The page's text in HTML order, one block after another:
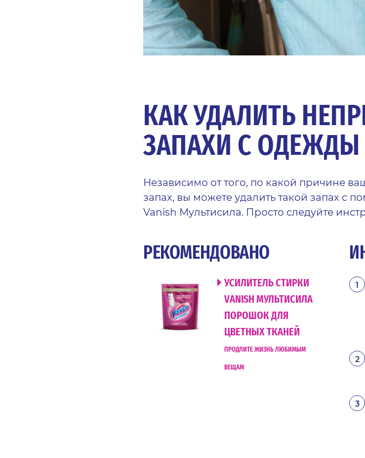
КАК УДАЛИТЬ
ЗАПАХИ С ОДЕЖДЫ
Независимо от того, по какой причине
запах, вы можете удалить такой запах с
Vanish Мультисила. Просто следуйте
РЕКОМЕНДОВАНО
УСИЛИТЕЛЬ СТИРКИ
VANISH МУЛЬТИСИЛА
ПОРОШОК ДЛЯ
ЦВЕТНЫХ ТКАНЕЙ
ПРОДЛИТЕ ЖИЗНЬ ЛЮБИМЫМ
ВЕЩАМ